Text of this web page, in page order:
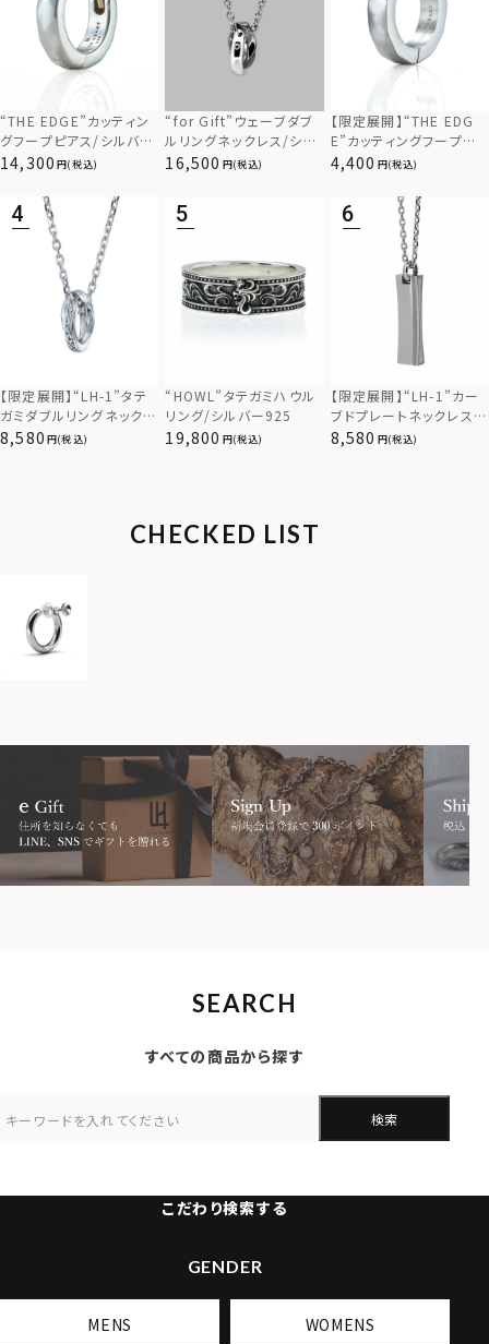
“THE EDGE”カッティン
グフープピアス/シルバー
925
14,300 (税込)
“for Gift”ウェーブダブ
ルリングネックレス/シル
バー×ブラック/シルバー
16,500 (税込)
【限定展開】“THE EDG
E”カッティングフープピ
アス/サージカルステンレ
4,400 (税込)
【限定展開】“LH-1”タテ
ガミダブルリングネックレ
ス（ツイスト/シルバー）/
8,580 (税込)
“HOWL”タテガミハウル
リング/シルバー925
19,800 (税込)
【限定展開】“LH-1”カー
ブドプレートネックレス/
サージカルステンレス（金
8,580 (税込)
CHECKED LIST
SEARCH
すべての商品から探す
検索
こだわり検索する
GENDER
MENS WOMENS